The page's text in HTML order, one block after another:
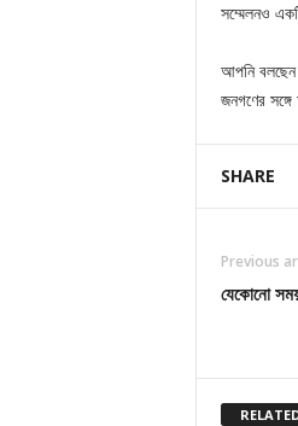
সম্মেলনও
আপনি বলছেন
জনগণের
SHARE
Previous
যেকোনো সময়